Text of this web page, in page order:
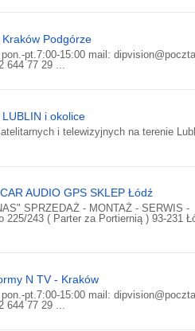
Podgórze
pt.7:00-15:00 mail:
644 77 29 ...
i okolice
i telewizyjnych na terenie
AUDIO GPS SKLEP Łódź
SPRZEDAŻ - MONTAŻ - SERWIS -
225/243 ( Parter za Portiernią ) 93-231
N TV - Kraków
pt.7:00-15:00 mail:
644 77 29 ...